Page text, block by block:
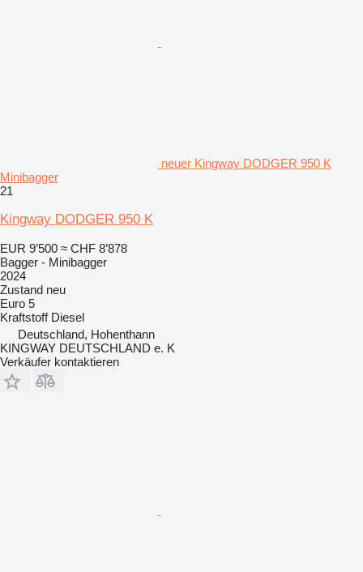
neuer Kingway DODGER 950 K
Minibagger
21
Kingway DODGER 950 K
EUR 9’500 ≈ CHF 8’878
Bagger - Minibagger
2024
Zustand neu
Euro 5
Kraftstoff Diesel
Deutschland, Hohenthann
KINGWAY DEUTSCHLAND e. K
Verkäufer kontaktieren